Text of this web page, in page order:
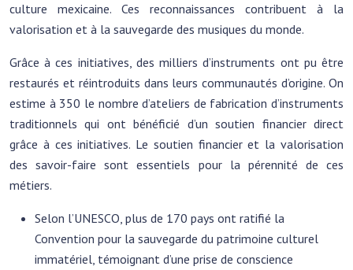
culture mexicaine. Ces reconnaissances contribuent à la
valorisation et à la sauvegarde des musiques du monde.
Grâce à ces initiatives, des milliers d’instruments ont pu être
restaurés et réintroduits dans leurs communautés d’origine. On
estime à 350 le nombre d’ateliers de fabrication d’instruments
traditionnels qui ont bénéficié d’un soutien financier direct
grâce à ces initiatives. Le soutien financier et la valorisation
des savoir-faire sont essentiels pour la pérennité de ces
métiers.
Selon l’UNESCO, plus de 170 pays ont ratifié la
Convention pour la sauvegarde du patrimoine culturel
immatériel, témoignant d’une prise de conscience